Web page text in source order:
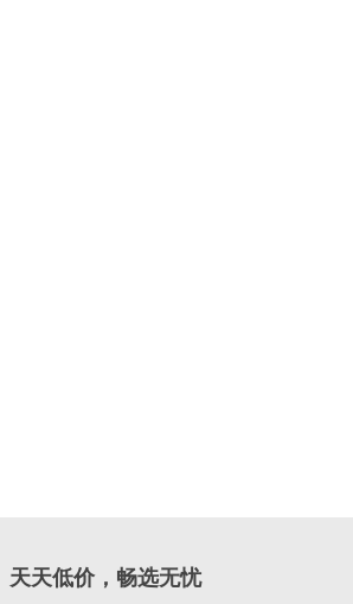
天天低价，畅选无忧